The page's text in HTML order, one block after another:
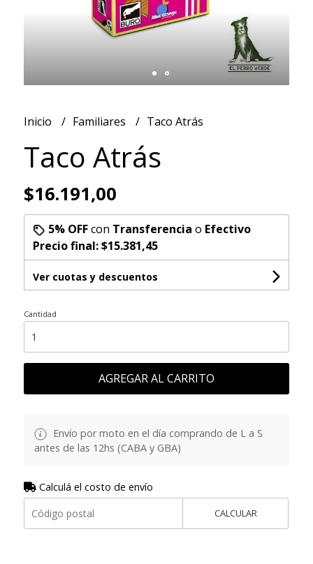
Inicio Familiares Taco Atrás
Taco Atrás
$16.191,00
5% OFFcon Transferencia o Efectivo
Precio final:$15.381,45
Ver cuotas y descuentos
Cantidad
AGREGAR AL CARRITO
Envío por moto en el día comprando de L a S
antes de las 12hs (CABA y GBA)
Calculá el costo de envío
CALCULAR